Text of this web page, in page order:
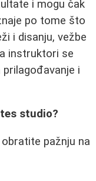
i mogu čak
po tome što
i disanju, vežbe
instruktori se
i
studio?
pažnju na